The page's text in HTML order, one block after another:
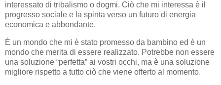
interessato di tribalismo o dogmi. Ciò che mi interessa è il
progresso sociale e la spinta verso un futuro di energia
economica e abbondante.
È un mondo che mi è stato promesso da bambino ed è un
mondo che merita di essere realizzato. Potrebbe non essere
una soluzione “perfetta” ai vostri occhi, ma è una soluzione
migliore rispetto a tutto ciò che viene offerto al momento.